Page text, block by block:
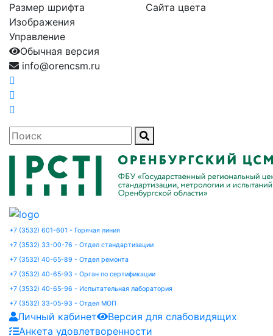
Размер шрифта
Сайта цвета
Изображения
Управление
Обычная версия
info@orencsm.ru
+7 (3532) 601-601 - Горячая линия
+7 (3532) 33-00-76 - Отдел стандартизации
+7 (3532) 40-65-89 - Отдел ремонта
+7 (3532) 40-65-93 - Орган по сертификации
+7 (3532) 40-65-96 - Испытательная лаборатория
+7 (3532) 33-05-93 - Отдел МОП
Личный кабинет
Версия для слабовидящих
Анкета удовлетворенности